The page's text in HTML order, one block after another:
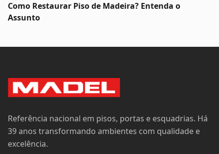
Como Restaurar Piso de Madeira? Entenda o
Assunto
Referência nacional em pisos, portas e esquadrias. Há
39 anos transformando ambientes com qualidade e
excelência.